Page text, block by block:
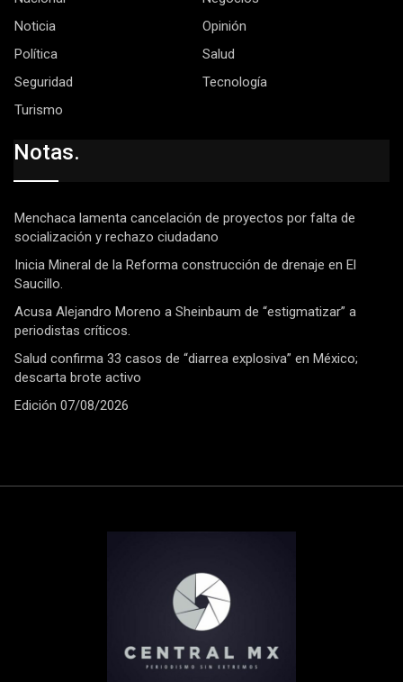
Noticia
Opinión
Política
Salud
Seguridad
Tecnología
Turismo
Notas.
Menchaca lamenta cancelación de proyectos por falta de
socialización y rechazo ciudadano
Inicia Mineral de la Reforma construcción de drenaje en El
Saucillo.
Acusa Alejandro Moreno a Sheinbaum de “estigmatizar” a
periodistas críticos.
Salud confirma 33 casos de “diarrea explosiva” en México;
descarta brote activo
Edición 07/08/2026